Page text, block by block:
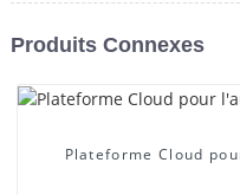
Produits Connexes
Plateforme Cloud